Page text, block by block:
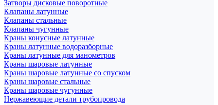
Затворы дисковые поворотные
Клапаны латунные
Клапаны стальные
Клапаны чугунные
Краны конусные латунные
Краны латунные водоразборные
Краны латунные для манометров
Краны шаровые латунные
Краны шаровые латунные со спуском
Краны шаровые стальные
Краны шаровые чугунные
Нержавеющие детали трубопровода